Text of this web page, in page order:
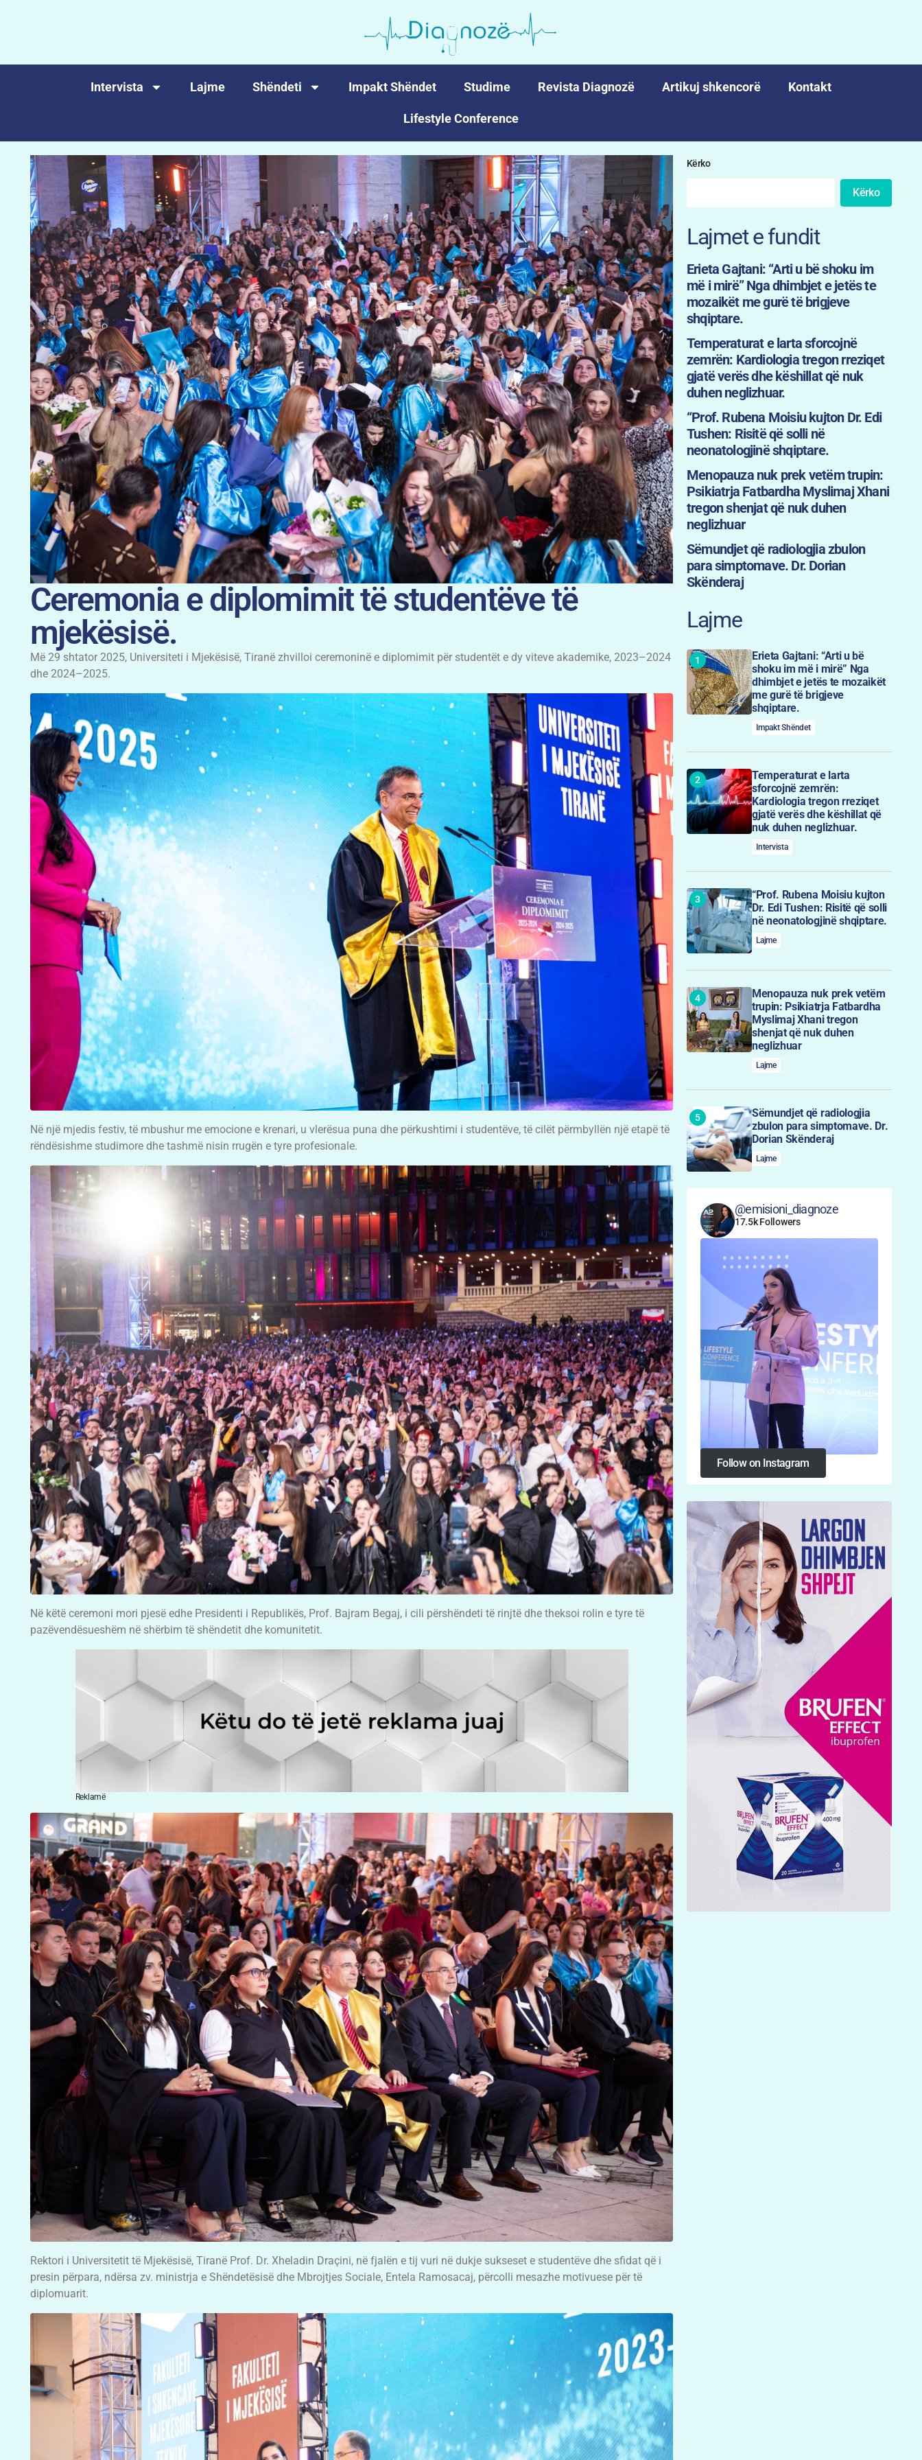
Intervista Lajme Shëndeti Impakt Shëndet Studime Revista Diagnozë Artikuj shkencorë Kontakt
Lifestyle Conference
Ceremonia e diplomimit të studentëve të
mjekësisë.
Më 29 shtator 2025, Universiteti i Mjekësisë, Tiranë zhvilloi ceremoninë e diplomimit për studentët e dy viteve akademike, 2023–2024
dhe 2024–2025.
Në një mjedis festiv, të mbushur me emocione e krenari, u vlerësua puna dhe përkushtimi i studentëve, të cilët përmbyllën një etapë të
rëndësishme studimore dhe tashmë nisin rrugën e tyre profesionale.
Në këtë ceremoni mori pjesë edhe Presidenti i Republikës, Prof. Bajram Begaj, i cili përshëndeti të rinjtë dhe theksoi rolin e tyre të
pazëvendësueshëm në shërbim të shëndetit dhe komunitetit.
Reklamë
Rektori i Universitetit të Mjekësisë, Tiranë Prof. Dr. Xheladin Draçini, në fjalën e tij vuri në dukje sukseset e studentëve dhe sfidat që i
presin përpara, ndërsa zv. ministrja e Shëndetësisë dhe Mbrojtjes Sociale, Entela Ramosacaj, përcolli mesazhe motivuese për të
diplomuarit.
Kërko
Kërko
Lajmet e fundit
Erieta Gajtani: “Arti u bë shoku im
më i mirë” Nga dhimbjet e jetës te
mozaikët me gurë të brigjeve
shqiptare.
Temperaturat e larta sforcojnë
zemrën: Kardiologia tregon rreziqet
gjatë verës dhe këshillat që nuk
duhen neglizhuar.
“Prof. Rubena Moisiu kujton Dr. Edi
Tushen: Risitë që solli në
neonatologjinë shqiptare.
Menopauza nuk prek vetëm trupin:
Psikiatrja Fatbardha Myslimaj Xhani
tregon shenjat që nuk duhen
neglizhuar
Sëmundjet që radiologjia zbulon
para simptomave. Dr. Dorian
Skënderaj
Lajme
Erieta Gajtani: “Arti u bë
shoku im më i mirë” Nga
dhimbjet e jetës te mozaikët
me gurë të brigjeve
shqiptare.
Impakt Shëndet
Temperaturat e larta
sforcojnë zemrën:
Kardiologia tregon rreziqet
gjatë verës dhe këshillat që
nuk duhen neglizhuar.
Intervista
“Prof. Rubena Moisiu kujton
Dr. Edi Tushen: Risitë që solli
në neonatologjinë shqiptare.
Lajme
Menopauza nuk prek vetëm
trupin: Psikiatrja Fatbardha
Myslimaj Xhani tregon
shenjat që nuk duhen
neglizhuar
Lajme
Sëmundjet që radiologjia
zbulon para simptomave. Dr.
Dorian Skënderaj
Lajme
@emisioni_diagnoze
17.5k Followers
Follow on Instagram
Follow on Instagram